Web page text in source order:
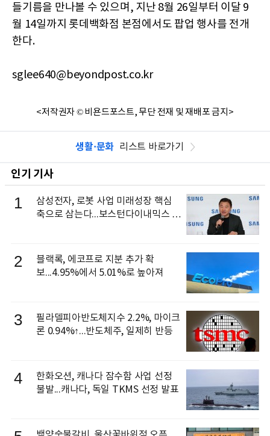
들기름을 만나볼 수 있으며, 지난 8월 26일부터 이달 9
월 14일까지 롯데백화점 본점에서도 팝업 행사를 전개
한다.
sglee640@beyondpost.co.kr
<저작권자 © 비욘드포스트, 무단 전재 및 재배포 금지>
생활·문화 리스트 바로가기
인기 기사
1
삼성전자, 로봇 사업 미래성장 핵심
축으로 삼는다...보스턴다이내믹스 출
2
블랙록, 에코프로 지분 추가 확
보...4.95%에서 5.01%로 높아져
3
필라델피아반도체지수 2.2%, 마이크
론 0.94%↑...반도체주, 일제히 반등
4
한화오션, 캐나다 잠수함 사업 선정
불발...캐나다, 독일 TKMS 선정 발표